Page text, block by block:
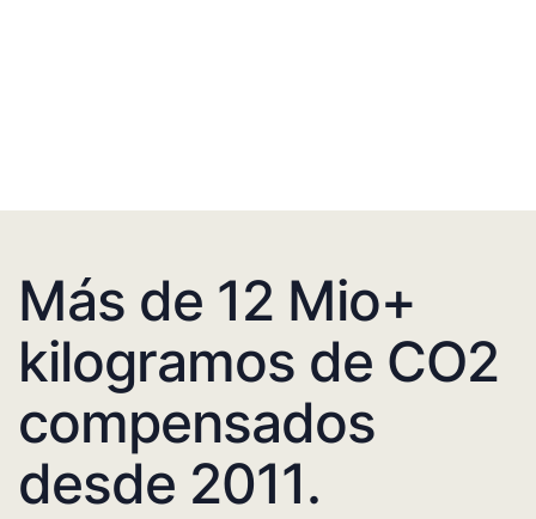
Más de 12 Mio+
kilogramos de CO2
compensados
desde 2011.